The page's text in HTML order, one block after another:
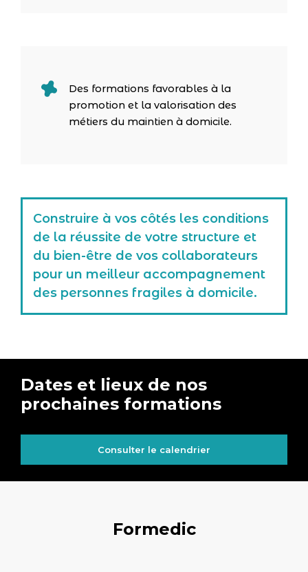
Des formations favorables à la
promotion et la valorisation des
métiers du maintien à domicile.
Construire à vos côtés les conditions
de la réussite de votre structure et
du bien-être de vos collaborateurs
pour un meilleur accompagnement
des personnes fragiles à domicile.
Dates et lieux de nos
prochaines formations
Consulter le calendrier
Formedic